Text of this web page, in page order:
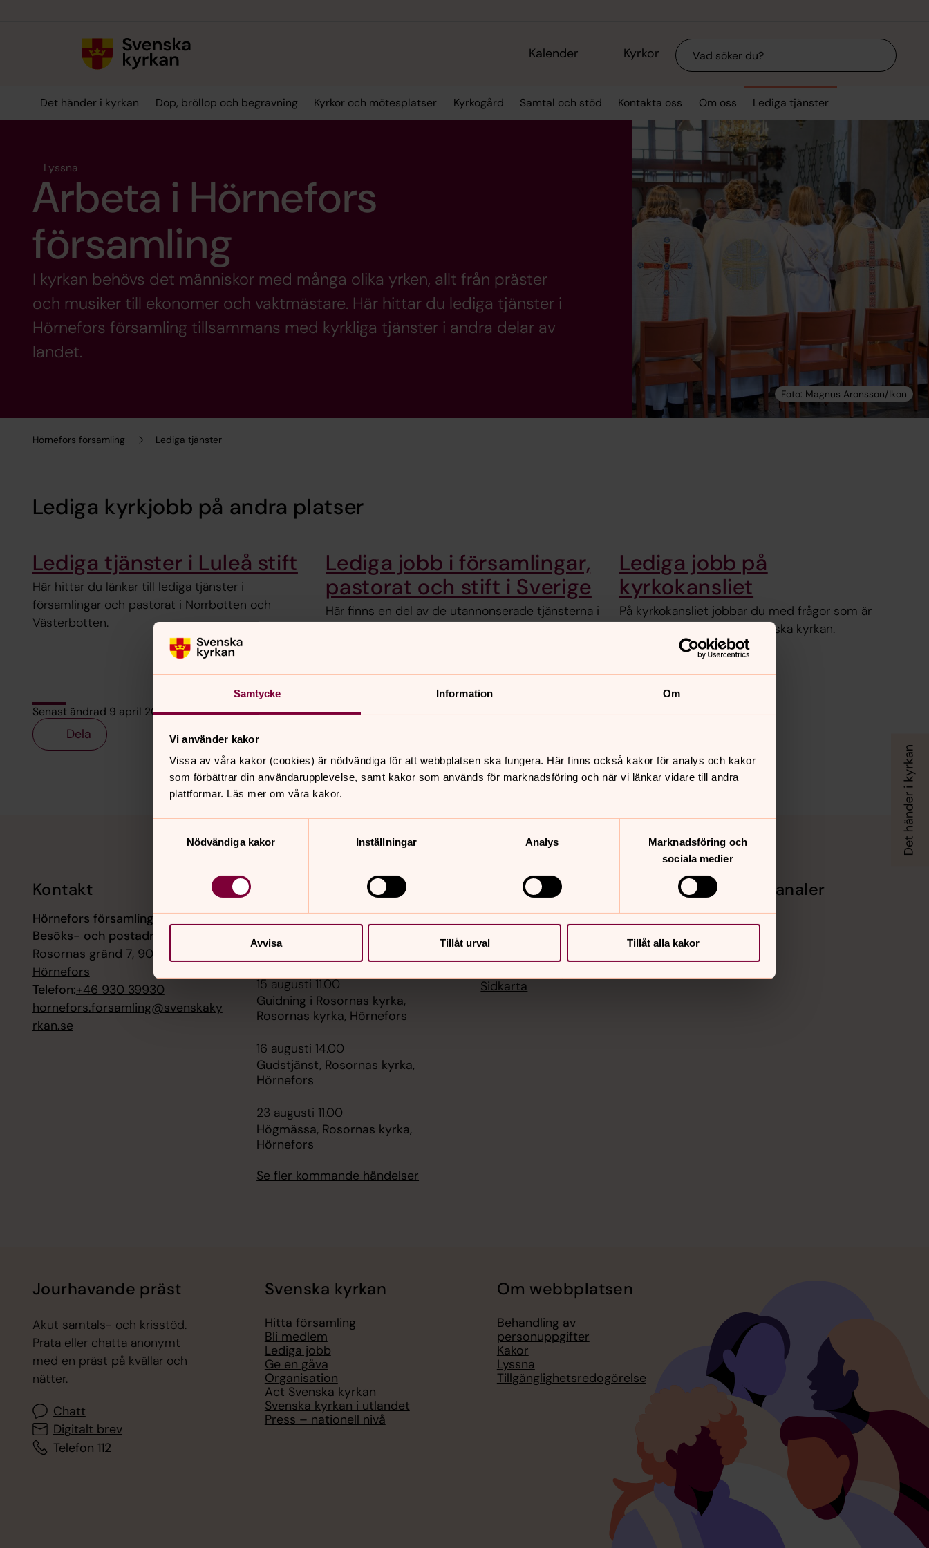
Samtycke Information Om
Vi använder kakor
Vissa av våra kakor (cookies) är nödvändiga för att webbplatsen ska fungera. Här finns också kakor för analys och kakor
som förbättrar din användarupplevelse, samt kakor som används för marknadsföring och när vi länkar vidare till andra
plattformar. Läs mer om våra kakor.
Nödvändiga kakor
Inställningar Analys
Marknadsföring och
sociala medier
Avvisa Tillåt urval Tillåt alla kakor
Kalender Kyrkor Sök
Det händer i kyrkan Dop, bröllop och begravning Kyrkor och mötesplatser Kyrkogård Samtal och stöd Kontakta oss Om oss Lediga tjänster
Hörnefors församling Lediga tjänster
Lyssna
Arbeta i Hörnefors
församling
I kyrkan behövs det människor med många olika yrken, allt från präster
och musiker till ekonomer och vaktmästare. Här hittar du lediga tjänster i
Hörnefors församling tillsammans med kyrkliga tjänster i andra delar av
landet.
Lediga kyrkjobb på andra platser
Lediga tjänster i Luleå stift
Här hittar du länkar till lediga tjänster i
församlingar och pastorat i Norrbotten och
Västerbotten.
Lediga jobb i församlingar,
pastorat och stift i Sverige
Här finns en del av de utannonserade tjänsterna i
Lediga jobb på
kyrkokansliet
På kyrkokansliet jobbar du med frågor som är
gemensamma för hela Svenska kyrkan.
Senast ändrad 9 april 2025
Dela
Kontakt
Hörnefors församling
Besöks- och postadress:
Rosornas gränd 7, 90531
Hörnefors
Telefon:+46 930 39930
hornefors.forsamling@svenskaky
rkan.se
9 augusti 11.00
Högmässa, Rosornas kyrka,
Hörnefors
15 augusti 11.00
Guidning i Rosornas kyrka,
Rosornas kyrka, Hörnefors
16 augusti 14.00
Gudstjänst, Rosornas kyrka,
Hörnefors
23 augusti 11.00
Högmässa, Rosornas kyrka,
Hörnefors
Se fler kommande händelser
Hitta snabbt
Om Hörnefors församling
Kontakta oss
Samtal och stöd
Dop, bröllop och begravning
Sidkarta
Sociala kanaler
Facebook
Instagram
Jourhavande präst
Akut samtals- och krisstöd.
Prata eller chatta anonymt
med en präst på kvällar och
nätter.
Chatt
Digitalt brev
Telefon 112
Svenska kyrkan
Hitta församling
Bli medlem
Lediga jobb
Ge en gåva
Organisation
Act Svenska kyrkan
Svenska kyrkan i utlandet
Press – nationell nivå
Om webbplatsen
Behandling av
personuppgifter
Kakor
Lyssna
Tillgänglighetsredogörelse